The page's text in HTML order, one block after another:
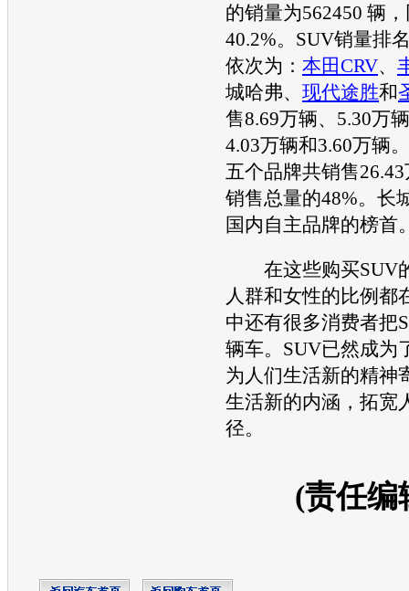
的销量为562450 辆
40.2%。 SUV销量排
依次为： 本田CRV、
城哈弗、 现代途胜和
售8.69万辆、5.30万
4.03万辆和3.60万辆
五个品牌共销售
销售总量的48%。 长
国内自主品牌的榜首
在这些购买SUV
人群和女性的比例都
中还有很多消费者把
辆车。 SUV已然成为
为人们生活新的精神
生活新的内涵，拓宽
径。
(责任编